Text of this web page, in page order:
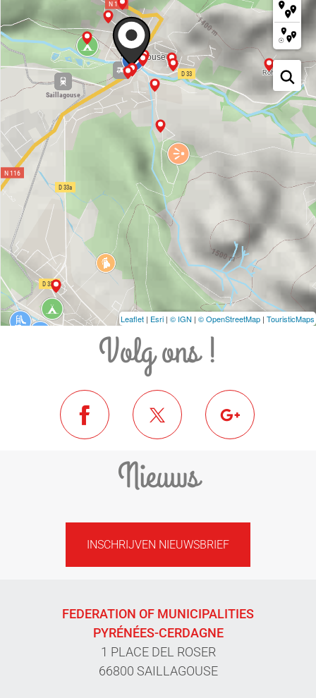
Leaflet | Esri | © IGN | © OpenStreetMap | TouristicMaps
Volg ons !
Nieuws
INSCHRIJVEN NIEUWSBRIEF
FEDERATION OF MUNICIPALITIES
PYRÉNÉES-CERDAGNE
1 PLACE DEL ROSER
66800 SAILLAGOUSE